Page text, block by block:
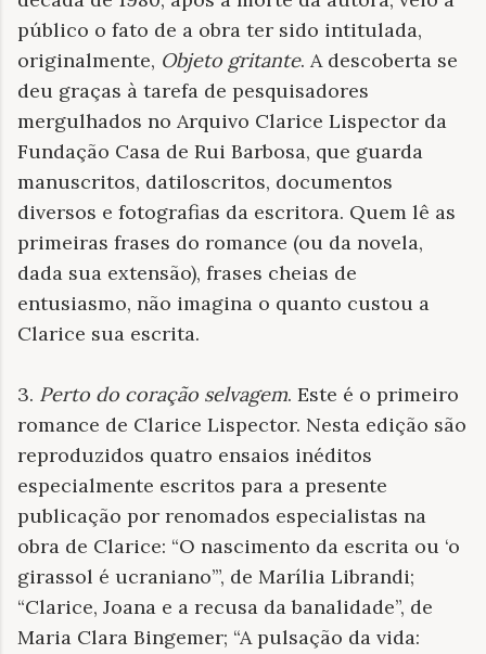
público o fato de a obra ter sido intitulada,
originalmente, Objeto gritante. A descoberta se
deu graças à tarefa de pesquisadores
mergulhados no Arquivo Clarice Lispector da
Fundação Casa de Rui Barbosa, que guarda
manuscritos, datiloscritos, documentos
diversos e fotografias da escritora. Quem lê as
primeiras frases do romance (ou da novela,
dada sua extensão), frases cheias de
entusiasmo, não imagina o quanto custou a
Clarice sua escrita.
3. Perto do coração selvagem. Este é o primeiro
romance de Clarice Lispector. Nesta edição são
reproduzidos quatro ensaios inéditos
especialmente escritos para a presente
publicação por renomados especialistas na
obra de Clarice: “O nascimento da escrita ou ‘o
girassol é ucraniano’”, de Marília Librandi;
“Clarice, Joana e a recusa da banalidade”, de
Maria Clara Bingemer; “A pulsação da vida: